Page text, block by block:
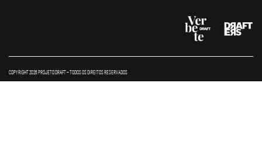
COPYRIGHT 2026 PROJETO DRAFT – TODOS OS DIREITOS RESERVADOS